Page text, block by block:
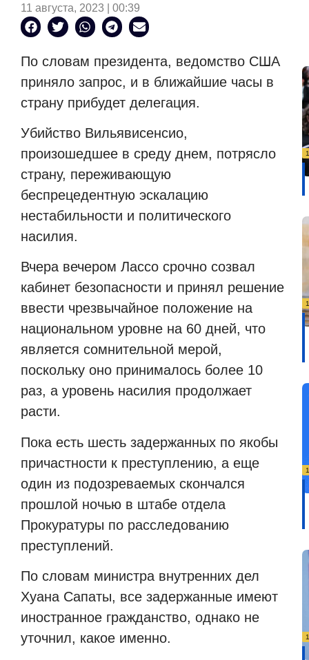
11 августа, 2023 | 00:39
По словам президента, ведомство США
приняло запрос, и в ближайшие часы в
страну прибудет делегация.
Убийство Вильявисенсио,
произошедшее в среду днем, потрясло
страну, переживающую
беспрецедентную эскалацию
нестабильности и политического
насилия.
Вчера вечером Лассо срочно созвал
кабинет безопасности и принял решение
ввести чрезвычайное положение на
национальном уровне на 60 дней, что
является сомнительной мерой,
поскольку оно принималось более 10
раз, а уровень насилия продолжает
расти.
Пока есть шесть задержанных по якобы
причастности к преступлению, а еще
один из подозреваемых скончался
прошлой ночью в штабе отдела
Прокуратуры по расследованию
преступлений.
По словам министра внутренних дел
Хуана Сапаты, все задержанные имеют
иностранное гражданство, однако не
уточнил, какое именно.